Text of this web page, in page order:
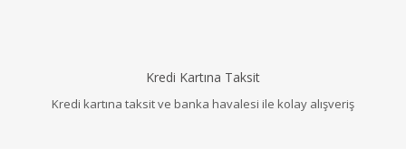
Kredi Kartına Taksit
Kredi kartına taksit ve banka havalesi ile kolay alışveriş